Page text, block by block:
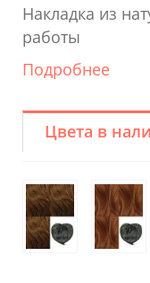
Накладка из
работы
Подробнее
Цвета в